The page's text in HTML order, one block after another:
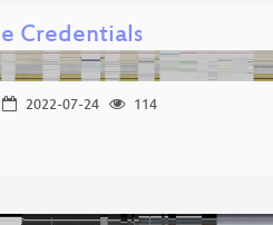
Credentials
2022-07-24
114